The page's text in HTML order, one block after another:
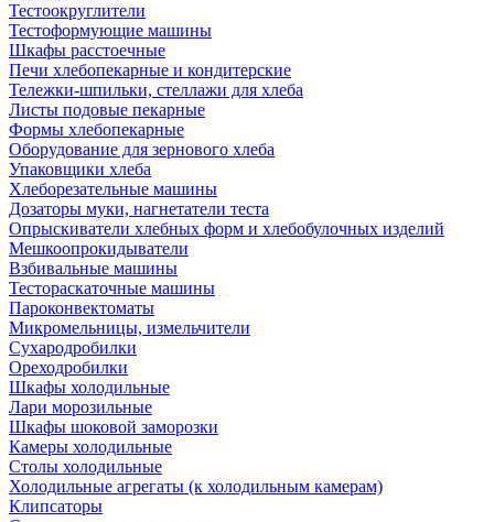
Тестоокруглители
Тестоформующие машины
Шкафы расстоечные
Печи хлебопекарные и кондитерские
Тележки-шпильки, стеллажи для хлеба
Листы подовые пекарные
Формы хлебопекарные
Оборудование для зернового хлеба
Упаковщики хлеба
Хлеборезательные машины
Дозаторы муки, нагнетатели теста
Опрыскиватели хлебных форм и хлебобулочных изделий
Мешкоопрокидыватели
Взбивальные машины
Тестораскаточные машины
Пароконвектоматы
Микромельницы, измельчители
Сухародробилки
Ореходробилки
Шкафы холодильные
Лари морозильные
Шкафы шоковой заморозки
Камеры холодильные
Столы холодильные
Холодильные агрегаты (к холодильным камерам)
Клипсаторы